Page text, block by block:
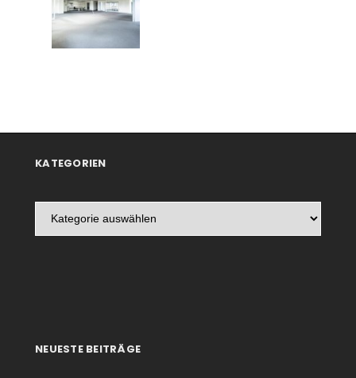
KATEGORIEN
Kategorien
NEUESTE BEITRÄGE